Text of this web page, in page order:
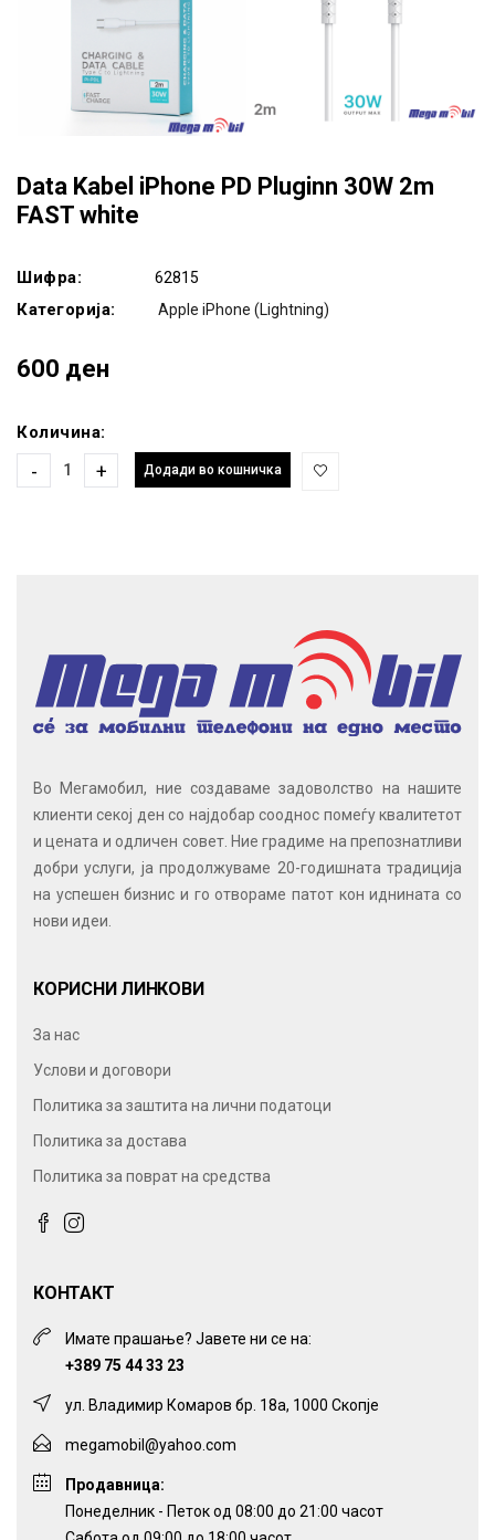
Data Kabel iPhone PD Pluginn 30W 2m
FAST white
Шифра: 62815
Категорија: Apple iPhone (Lightning)
600 ден
Количина:
- + Додади во кошничка
Во Мегамобил, ние создаваме задоволство на нашите
клиенти секој ден со најдобар сооднос помеѓу квалитетот
и цената и одличен совет. Ние градиме на препознатливи
добри услуги, ја продолжуваме 20-годишната традиција
на успешен бизнис и го отвораме патот кон иднината со
нови идеи.
КОРИСНИ ЛИНКОВИ
За нас
Услови и договори
Политика за заштита на лични податоци
Политика за достава
Политика за поврат на средства
КОНТАКТ
Имате прашање? Јавете ни се на:
+389 75 44 33 23
ул. Владимир Комаров бр. 18а, 1000 Скопје
megamobil@yahoo.com
Продавница:
Понеделник - Петок од 08:00 до 21:00 часот